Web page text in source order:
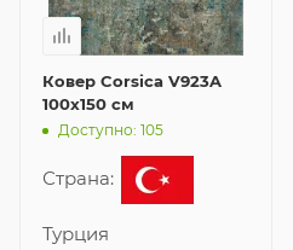
Ковер Corsica V923A
100x150 см
Доступно: 105
Страна:
Турция